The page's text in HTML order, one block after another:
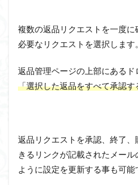
複数の返品リクエストを一度
必要なリクエストを選択します。
返品管理ページの上部にある
「選択した返品をすべて承認す
返品リクエストを承認、終了
きるリンクが記載されたメー
ように設定を更新する事も可能